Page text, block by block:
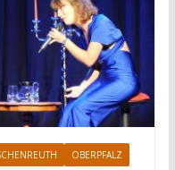
OBERPFALZ